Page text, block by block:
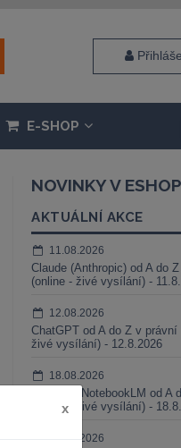
E-SHOP
NOVINKY V
AKTUÁLNÍ AKCE
11.08.2026
Claude (Anthropic) od A do
(online - živé vysílání) -
12.08.2026
ChatGPT od A do Z v
živé vysílání) - 12.8.2026
18.08.2026
Gemini a NotebookLM od A
(online - živé vysílání) -
25.08.2026
x